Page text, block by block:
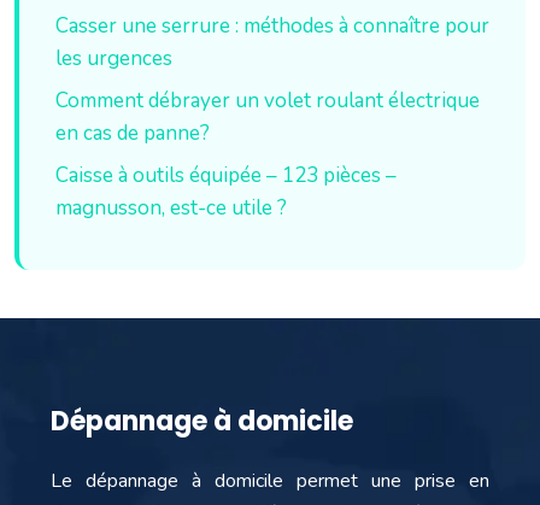
Casser une serrure : méthodes à connaître pour
les urgences
Comment débrayer un volet roulant électrique
en cas de panne?
Caisse à outils équipée – 123 pièces –
magnusson, est-ce utile ?
Dépannage à domicile
Le dépannage à domicile permet une prise en